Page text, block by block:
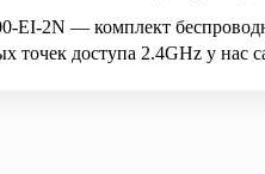
EI-2N — комплект
доступа 2.4GHz у нас